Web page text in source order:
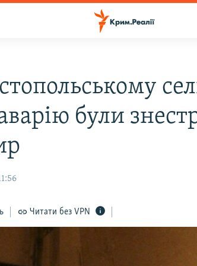
були
Читати без VPN